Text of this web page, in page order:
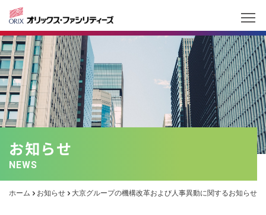
お知らせ
NEWS
ホーム お知らせ 大京グループの機構改革および人事異動に関するお知らせ